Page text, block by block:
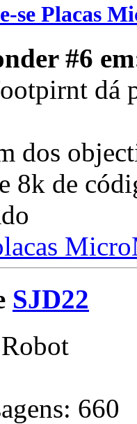
se Placas
#6
dá
dos
8k de
SJD22
660